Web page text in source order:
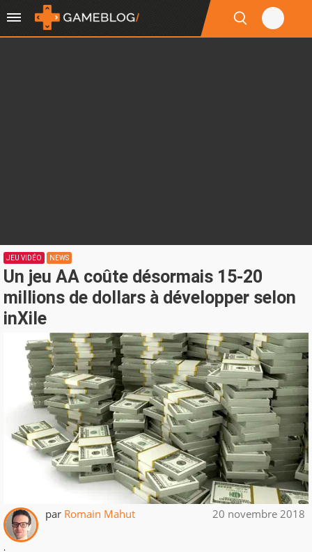
JEU VIDÉO NEWS
Un jeu AA coûte désormais 15-20
millions de dollars à développer selon
inXile
par Romain Mahut 20 novembre 2018
.